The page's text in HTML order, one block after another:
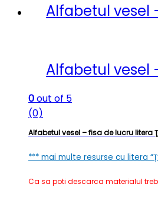
Alfabetul vesel
Alfabetul vesel
0out of 5
(0)
Alfabetul vesel – fisa de lucru litera Ţ
*** mai multe resurse cu litera
Ca sa poti descarca materialul